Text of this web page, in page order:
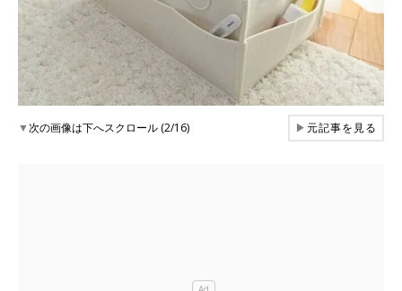
▼次の画像は下へスクロール (2/16) ▶元記事を見る